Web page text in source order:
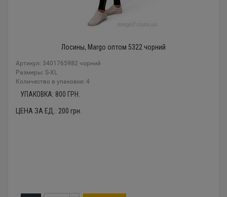
Лосины, Margo оптом 5322 чорний
Артикул: 3401765982 чорний
Размеры: S-XL
Количество в упаковке: 4
УПАКОВКА: 800 ГРН.
ЦЕНА ЗА ЕД.: 200 грн.